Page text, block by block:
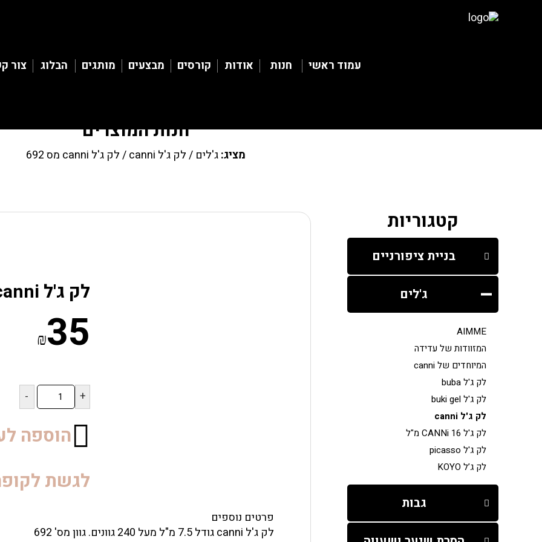
עמוד ראשי חנות אודות קורסים מבצעים מותגים הבלוג צור
חנות המוצרים
מציג: ג'לים /לק ג'ל canni / לק ג'ל canni מס 692
קטגוריות
בניית ציפורניים
ג'לים
AIMME
המזוודות של עדידה
המיוחדים של canni
לק ג'ל buba
לק ג'ל buki gel
לק ג'ל canni
לק ג'ל CANNi 16 מ"ל
לק ג'ל picasso
לק ג’ל KOYO
גבות
לק ג'ל canni מס 692
₪35
כמות
של
ג'ל
canni
הוספה
לגשת
פרטים נוספים
לק ג'ל canni גודל 7.5 מ"ל מעל 240 גוונים. גוון מס' 692